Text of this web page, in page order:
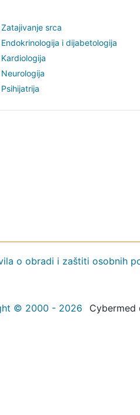
Zatajivanje srca
Endokrinologija i dijabetologija
Kardiologija
Neurologija
Psihijatrija
o obradi i zaštiti osobnih
© 2000 - 2026 Cybermed